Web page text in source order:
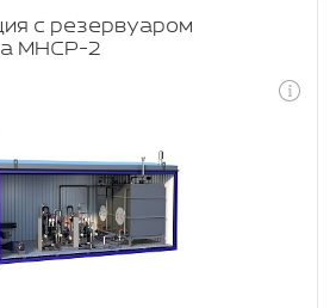
с резервуаром
МНСР-2